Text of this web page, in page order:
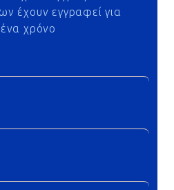
έχουν εγγραφεί για
χρόνο